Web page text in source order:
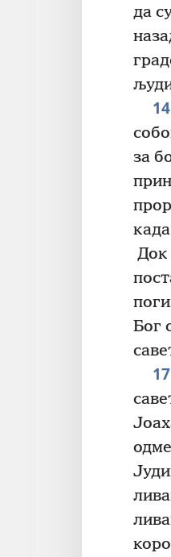
да
14
за
Док
Бог
17